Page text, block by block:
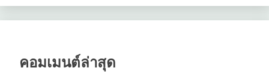
คอมเมนต์ล่าสุด